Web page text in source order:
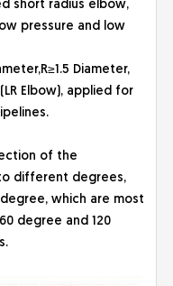
short radius elbow,
pressure and low
Diameter,
Elbow), applied for
of the
different degrees,
which are most
degree and 120